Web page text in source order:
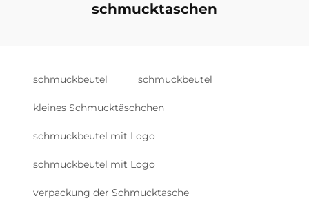
schmucktaschen
schmuckbeutel schmuckbeutel
kleines Schmucktäschchen
schmuckbeutel mit Logo
schmuckbeutel mit Logo
verpackung der Schmucktasche